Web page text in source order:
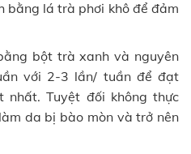
bằng lá trà phơi khô để đảm
bột trà xanh và nguyên
với 2-3 lần/ tuần để đạt
Tuyệt đối không thực
da bị bào mòn và trở nên